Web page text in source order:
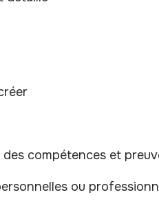
compétences et
ou